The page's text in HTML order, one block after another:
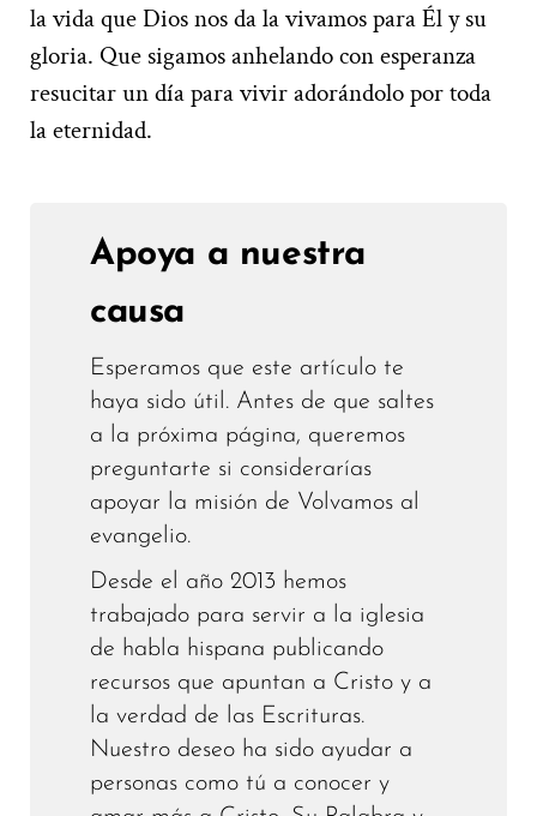
la vida que Dios nos da la vivamos para Él y su
gloria. Que sigamos anhelando con esperanza
resucitar un día para vivir adorándolo por toda
la eternidad.
Apoya a nuestra
causa
Esperamos que este artículo te
haya sido útil. Antes de que saltes
a la próxima página, queremos
preguntarte si considerarías
apoyar la misión de Volvamos al
evangelio.
Desde el año 2013 hemos
trabajado para servir a la iglesia
de habla hispana publicando
recursos que apuntan a Cristo y a
la verdad de las Escrituras.
Nuestro deseo ha sido ayudar a
personas como tú a conocer y